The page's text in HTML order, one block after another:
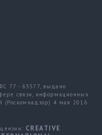
77 - 65577, выдано
связи, информационных
(Роскомнадзор) 4 мая 2016
CREATIVE